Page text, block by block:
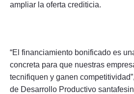
ampliar la oferta crediticia.
“El financiamiento bonificado es
concreta para que nuestras
tecnifiquen y ganen
de Desarrollo Productivo